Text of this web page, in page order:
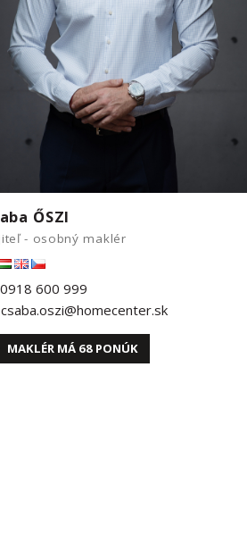
ŐSZI
- osobný maklér
0918 600 999
csaba.oszi@homecenter.sk
MAKLÉR MÁ 68 PONÚK